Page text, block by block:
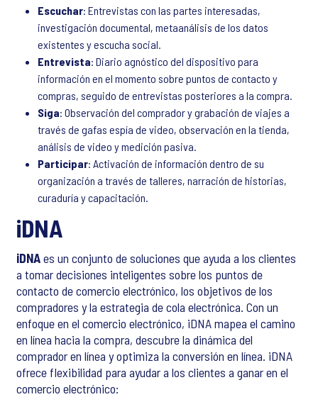
Escuchar: Entrevistas con las partes interesadas,
investigación documental, metaanálisis de los datos
existentes y escucha social.
Entrevista: Diario agnóstico del dispositivo para
información en el momento sobre puntos de contacto y
compras, seguido de entrevistas posteriores a la compra.
Siga: Observación del comprador y grabación de viajes a
través de gafas espía de video, observación en la tienda,
análisis de video y medición pasiva.
Participar: Activación de información dentro de su
organización a través de talleres, narración de historias,
curaduría y capacitación.
iDNA
iDNAes un conjunto de soluciones que ayuda a los clientes
a tomar decisiones inteligentes sobre los puntos de
contacto de comercio electrónico, los objetivos de los
compradores y la estrategia de cola electrónica. Con un
enfoque en el comercio electrónico, iDNA mapea el camino
en línea hacia la compra, descubre la dinámica del
comprador en línea y optimiza la conversión en línea. iDNA
ofrece flexibilidad para ayudar a los clientes a ganar en el
comercio electrónico: